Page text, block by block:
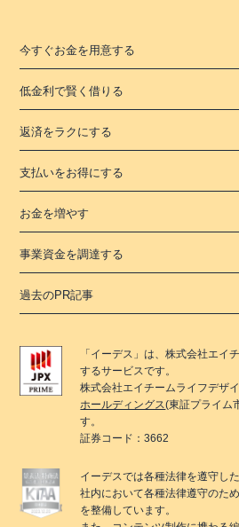
今すぐお金を用意する
低金利で賢く借りる
返済をラクにする
支払いをお得にする
お金を増やす
事業資金を調達する
過去のPR記事
「 イーデス 」は、株式会社エイ
するサービスです。
株式会社エイチームライフデザ
ホールディングス(東証プライム
す。
証券コード：3662
イーデスでは各種法律を遵守し
社内において各種法律遵守のた
を整備しています。